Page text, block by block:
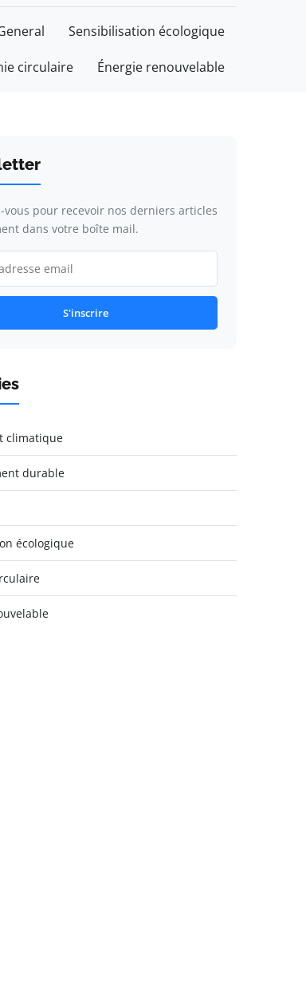
Sensibilisation écologique
circulaire Énergie renouvelable
vous pour recevoir nos derniers articles
dans votre boîte mail.
S'inscrire
climatique
durable
écologique